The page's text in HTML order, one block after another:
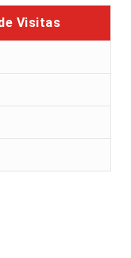
Visitas